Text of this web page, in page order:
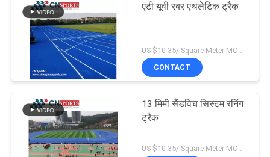
एंटी यूवी रबर एथलेटिक ट्रैक
US $10-35/ Square Meter MOQ:/
CONTACT
13 मिमी सैंडविच सिस्टम रनिंग
ट्रैक
US $10-35/ Square Meter MOQ:/